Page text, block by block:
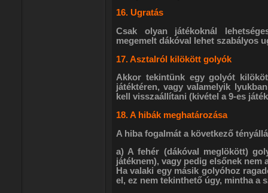
16. Ugratás
Csak olyan játékoknál
megemelt dákóval lehet szabályos
17. Asztalról kilökött golyók
Akkor tekintünk egy golyót
játéktéren, vagy valamelyik
kell visszaállítani (kivétel a 9-es
18. A hibák meghatározása
A hiba fogalmát a következő
a) A fehér (dákóval meglökött)
játéknem), vagy pedig elsőnek nem
Ha valaki egy másik golyóhoz
el, ez nem tekinthető úgy, mintha a